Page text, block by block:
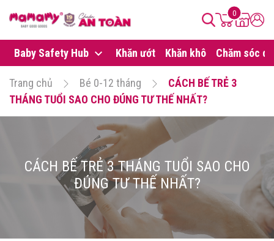
0
Baby Safety Hub Khăn ướt Khăn khô Chăm sóc da
Trang chủ Bé 0-12 tháng
CÁCH BẾ TRẺ 3
THÁNG TUỔI SAO CHO ĐÚNG TƯ THẾ NHẤT?
CÁCH BẾ TRẺ 3 THÁNG TUỔI SAO CHO
ĐÚNG TƯ THẾ NHẤT?